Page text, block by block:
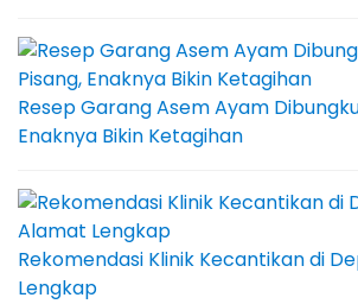
Resep Garang Asem Ayam
Enaknya Bikin Ketagihan
Rekomendasi Klinik Kecantikan di
Lengkap